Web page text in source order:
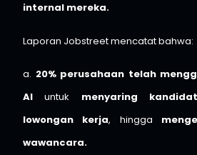
internal mereka.
Laporan Jobstreet mencatat bahwa:
a. 20% perusahaan telah
AI untuk menyaring
lowongan kerja, hingga
wawancara.